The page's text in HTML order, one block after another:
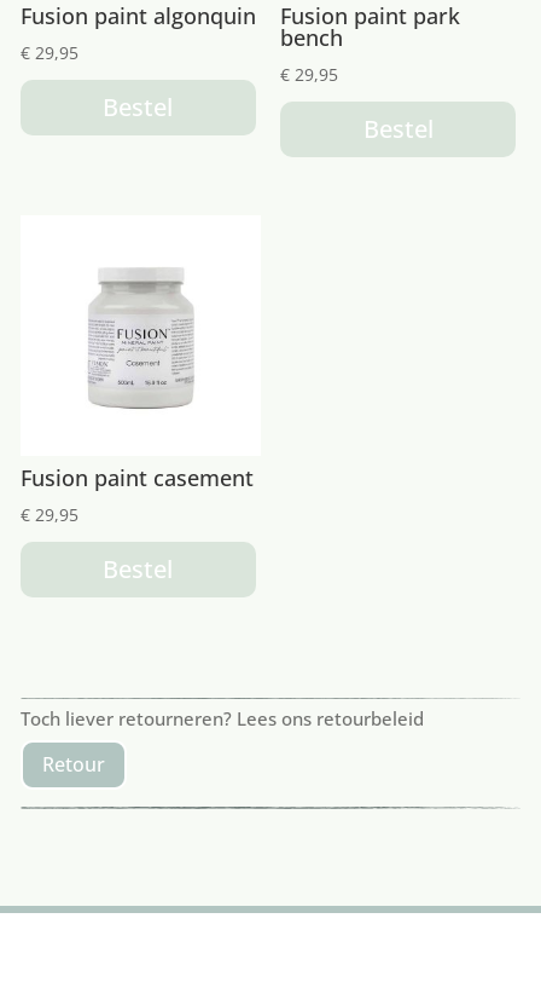
Fusion paint algonquin
€29,95
Bestel
Fusion paint park
bench
€ 29,95
Bestel
Fusion paint casement
€29,95
Bestel
Toch liever retourneren? Lees ons retourbeleid
Retour